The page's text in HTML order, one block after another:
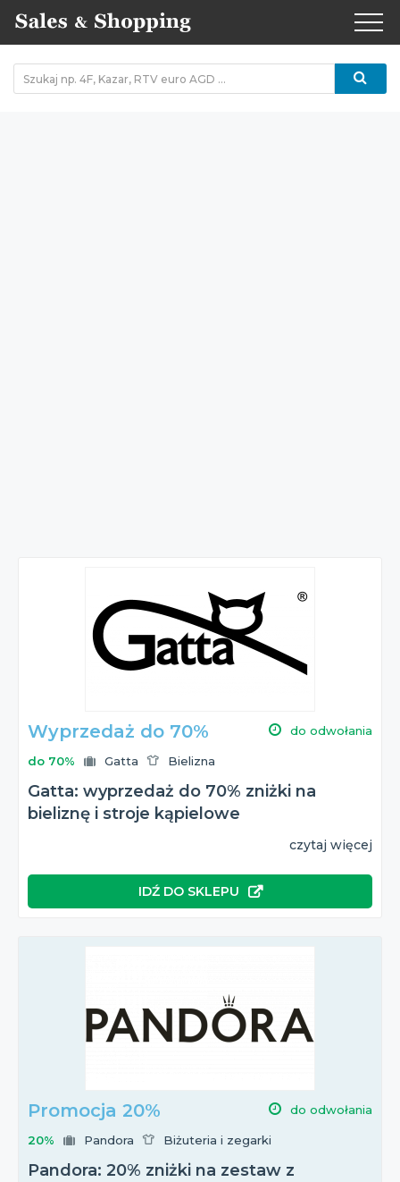
Wyprzedaż do 70% do odwołania
do 70% Gatta Bielizna
Gatta: wyprzedaż do 70% zniżki na
bieliznę i stroje kąpielowe
czytaj więcej
IDŹ DO SKLEPU
Promocja 20% do odwołania
20% Pandora Biżuteria i zegarki
Pandora: 20% zniżki na zestaw z